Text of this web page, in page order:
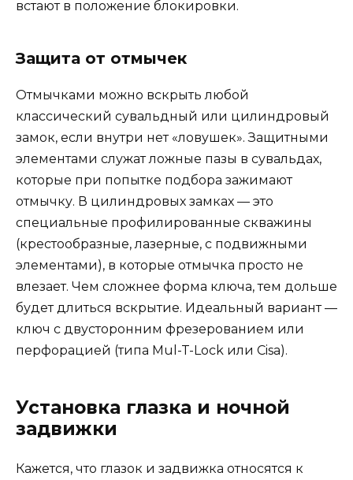
встают в положение блокировки.
Защита от отмычек
Отмычками можно вскрыть любой
классический сувальдный или цилиндровый
замок, если внутри нет «ловушек». Защитными
элементами служат ложные пазы в сувальдах,
которые при попытке подбора зажимают
отмычку. В цилиндровых замках — это
специальные профилированные скважины
(крестообразные, лазерные, с подвижными
элементами), в которые отмычка просто не
влезает. Чем сложнее форма ключа, тем дольше
будет длиться вскрытие. Идеальный вариант —
ключ с двусторонним фрезерованием или
перфорацией (типа Mul-T-Lock или Cisa).
Установка глазка и ночной
задвижки
Кажется, что глазок и задвижка относятся к